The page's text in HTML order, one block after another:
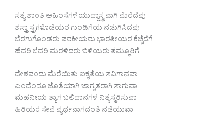
ಸತ್ಯ ಶಾಂತಿ ಅಹಿಂಸೆಗಳೆ ಯುದ್ದಾಸ್ತ್ರವಾಗಿ ಮೆರೆದೆವು
ಶಸ್ತ್ರಾಸ್ತ್ರಗಳೊಡೆಯರ ಗುಂಡಿಗೆಯ ನಡುಗಿಸಿದವು
ಬೆರಗುಗೊಂಡರು ಪರಕೀಯರು ಭಾರತೀಯರ ಕೆಚ್ಚೆದೆಗೆ
ಹೆದರಿ ಬೆದರಿ ಮರಳಿದರು ಬಿಳಿಯರು ತಮ್ಮೂರಿಗೆ
ದೇಶವಂದು ಮೆರೆಯಿತು ಐಕ್ಯತೆಯ ಸವಿಗಾನವಾ
ಎಂದೆಂದೂ ಜೊತೆಯಾಗಿ ಜಾಗೃತರಾಗಿ ಸಾಗುವಾ
ಮಹನೀಯ ತ್ಯಾಗ ಬಲಿದಾನಗಳ ನಿತ್ಯಸ್ಮರಿಸುವಾ
ಹಿರಿಯರ ಸೇವೆ ವ್ಯರ್ಥವಾಗದಂತೆ ನಡೆಯುವಾ